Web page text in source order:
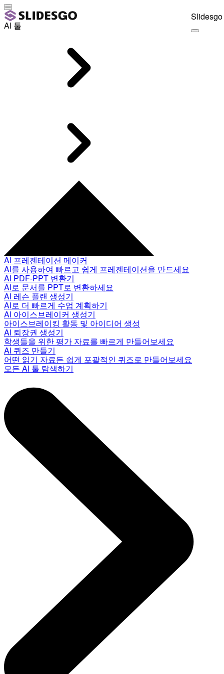
AI 툴
AI 프레젠테이션 메이커
AI를 사용하여 빠르고 쉽게 프레젠테이션을 만드세요
AI PDF-PPT 변환기
AI로 문서를 PPT로 변환하세요
AI 레슨 플랜 생성기
AI로 더 빠르게 수업 계획하기
AI 아이스브레이커 생성기
아이스브레이킹 활동 및 아이디어 생성
AI 퇴장권 생성기
학생들을 위한 평가 자료를 빠르게 만들어보세요
AI 퀴즈 만들기
어떤 읽기 자료든 쉽게 포괄적인 퀴즈로 만들어보세요
모든 AI 툴 탐색하기